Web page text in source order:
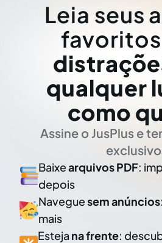
Leia seus
favoritos
qualquer
como
Assine o JusPlus e
Baixearquivos PDF:
depois
Naveguesem anúncios
mais
Esteja na frente: